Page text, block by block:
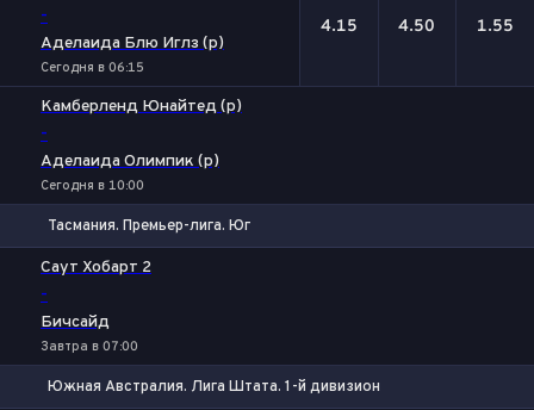
-
Аделаида Блю Иглз (р)
Сегодня в 06:15
4.15 4.50 1.55
Камберленд Юнайтед (р)
-
Аделаида Олимпик (р)
Сегодня в 10:00
Тасмания. Премьер-лига. Юг
Саут Хобарт 2
-
Бичсайд
Завтра в 07:00
Южная Австралия. Лига Штата. 1-й дивизион